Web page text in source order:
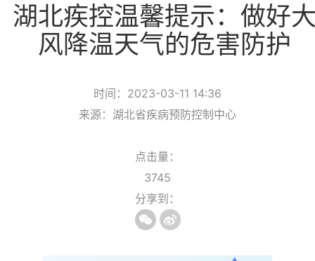
湖北疾控温馨提示：做好
风降温天气的危害防护
时间：2023-03-11 14:36
来源：湖北省疾病预防控制中心
点击量：
3745
分享到：